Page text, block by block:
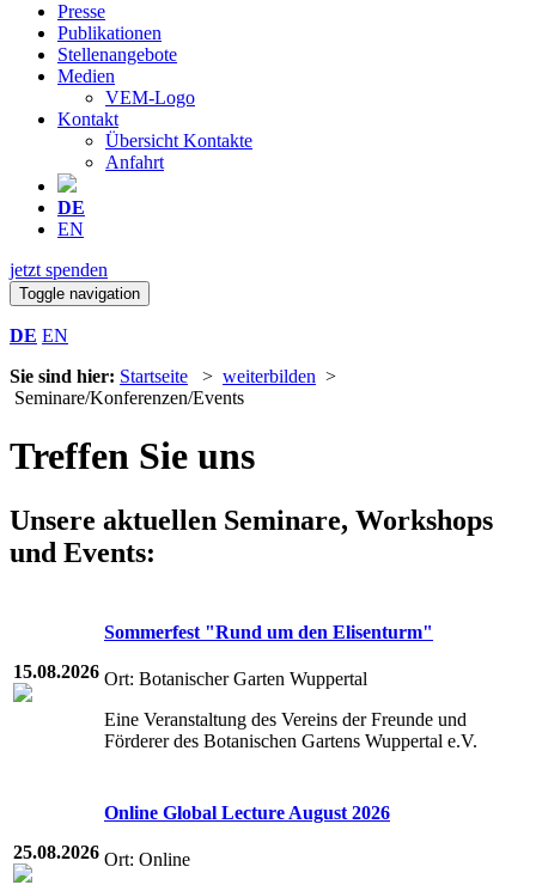
Presse
Publikationen
Stellenangebote
Medien
VEM-Logo
Kontakt
Übersicht Kontakte
Anfahrt
DE
EN
jetzt spenden
Toggle navigation
DE EN
Sie sind hier: Startseite > weiterbilden >
Seminare/Konferenzen/Events
Treffen Sie uns
Unsere aktuellen Seminare, Workshops
und Events:
15.08.2026
Sommerfest "Rund um den Elisenturm"
Ort: Botanischer Garten Wuppertal
Eine Veranstaltung des Vereins der Freunde und
Förderer des Botanischen Gartens Wuppertal e.V.
25.08.2026
Online Global Lecture August 2026
Ort: Online